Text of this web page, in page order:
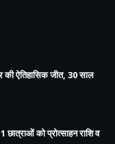
की ऐतिहासिक जीत, 30 साल
छात्राओं को प्रोत्साहन राशि व